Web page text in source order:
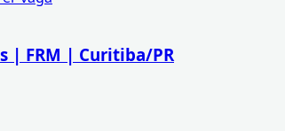
| FRM | Curitiba/PR